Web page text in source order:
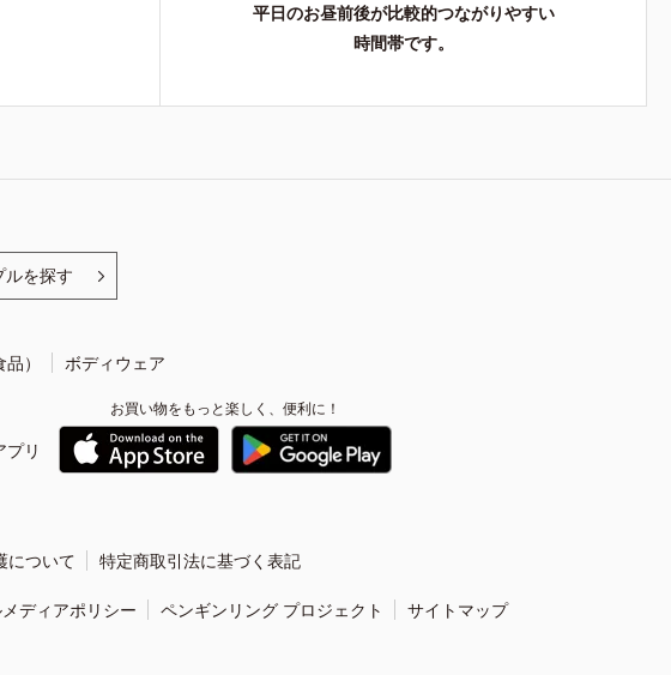
平日のお昼前後が比較的つながりやすい
時間帯です。
ルを探す
） ボディウェア
プリ
お買い物をもっと楽しく、便利に！
について 特定商取引法に基づく表記
ディアポリシー ペンギンリング プロジェクト サイトマップ